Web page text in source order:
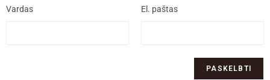
Vardas El. paštas